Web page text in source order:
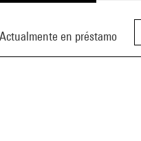
Actualmente en préstamo